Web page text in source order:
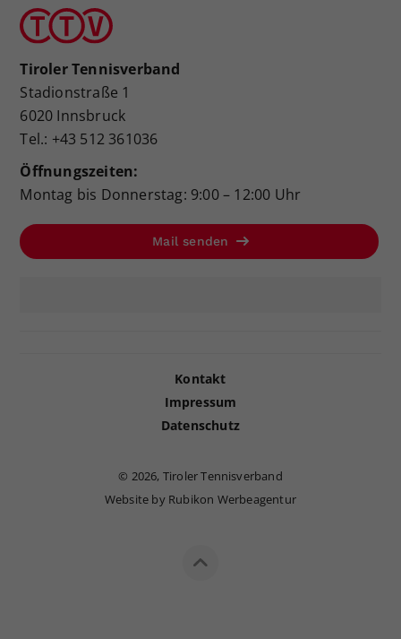
Tiroler Tennisverband
Stadionstraße 1
6020 Innsbruck
Tel.: +43 512 361036
Öffnungszeiten:
Montag bis Donnerstag: 9:00 – 12:00 Uhr
Mail senden
Kontakt
Impressum
Datenschutz
© 2026, Tiroler Tennisverband
Website by Rubikon Werbeagentur